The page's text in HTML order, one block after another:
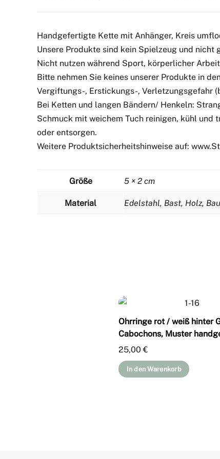
Handgefertigte Kette mit Anhänger, Kreis
Unsere Produkte sind kein Spielzeug und nicht
Nicht nutzen während Sport, körperlicher
Bitte nehmen Sie keines unserer Produkte in
Vergiftungs-, Erstickungs-, Verletzungsgefahr
Bei Ketten und langen Bändern/ Henkeln:
Schmuck mit weichem Tuch reinigen, kühl und
oder entsorgen.
Weitere Produktsicherheitshinweise auf:
Größe 5 × 2 cm
Material Edelstahl, Bast, Holz,
Ohrringe rot / weiß hinter
Cabochons, Muster
25,00€
In den Warenkorb